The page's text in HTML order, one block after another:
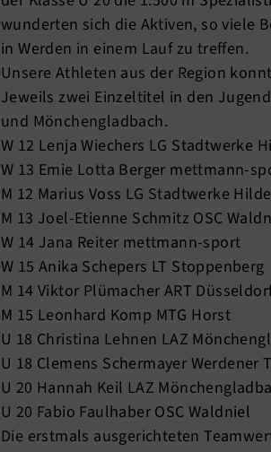
wunderten sich die Aktiven, so viele
in Werden in einem Lauf zu treffen.
Unsere Athleten aus der Region
Jeweils zwei Einzeltitel in den
und Mönchengladbach.
W 12 Lenja Wiechers LG Stadtwerke
W 13 Emie Lotta Berger mettmann-
M 12 Marius Voss LG Stadtwerke
M 13 Joel-Etienne Schmitz OSC
W 14 Jana Reiter mettmann-sport
W 15 Anika Schepers LT Stoppenberg
M 14 Viktor Plümacher ART
M 15 Leonhard Komp MTG Horst
U 18 Christina Lehnen LAZ
U 18 Clemens Schermayer Werdener
U 20 Hannah Keil LAZ
U 20 Fabio Faulhaber OSC Waldniel
Die erstmals ausgerichteten